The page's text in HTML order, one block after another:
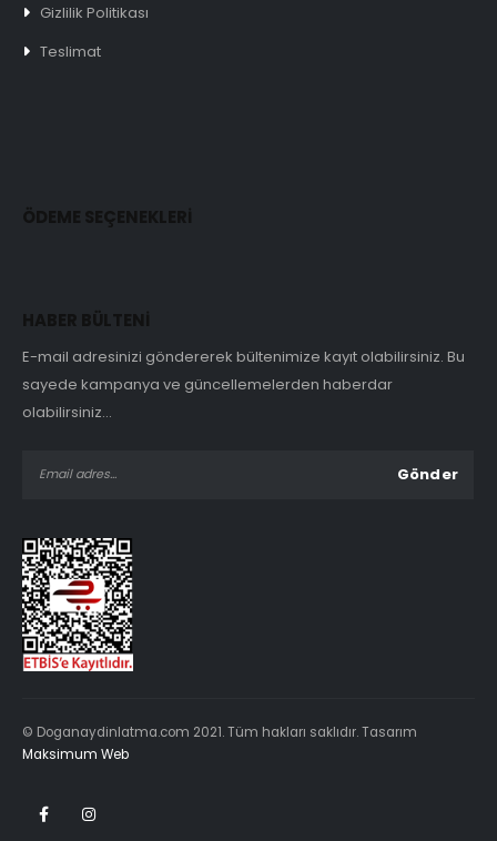
Gizlilik Politikası
Teslimat
ÖDEME SEÇENEKLERİ
HABER BÜLTENİ
E-mail adresinizi göndererek bültenimize kayıt olabilirsiniz. Bu
sayede kampanya ve güncellemelerden haberdar
olabilirsiniz...
© Doganaydinlatma.com 2021. Tüm hakları saklıdır. Tasarım
Maksimum Web